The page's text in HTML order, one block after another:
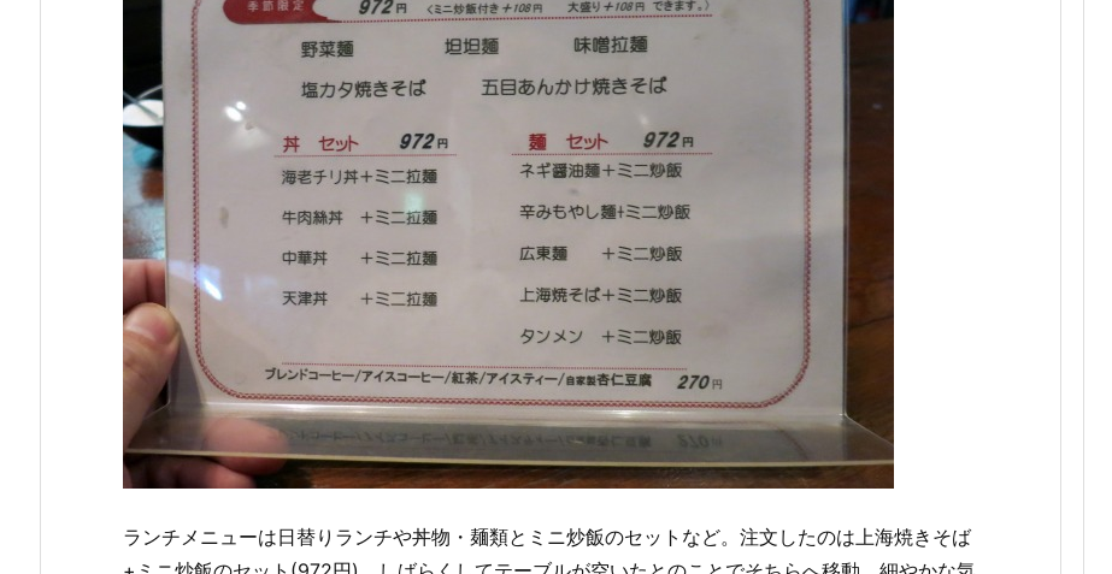
ランチメニューは日替りランチや丼物・麺類とミニ炒飯のセットなど。注文したのは上海焼きそば